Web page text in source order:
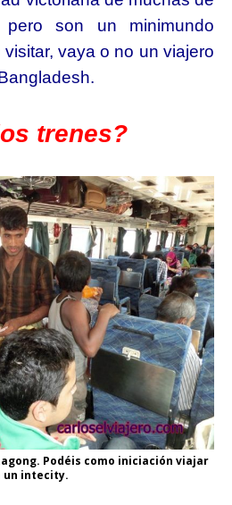
son un minimundo
vaya o no un viajero
trenes?
Podéis como iniciación viajar
un intecity.